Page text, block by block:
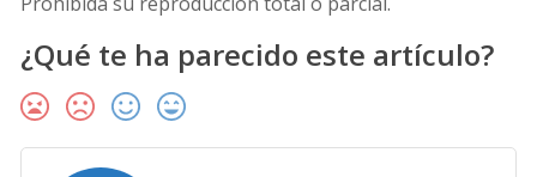
¿Qué te ha parecido este artículo?